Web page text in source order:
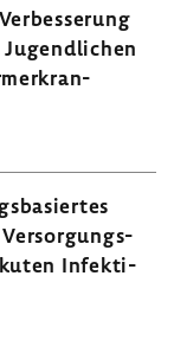
Infek­ti­